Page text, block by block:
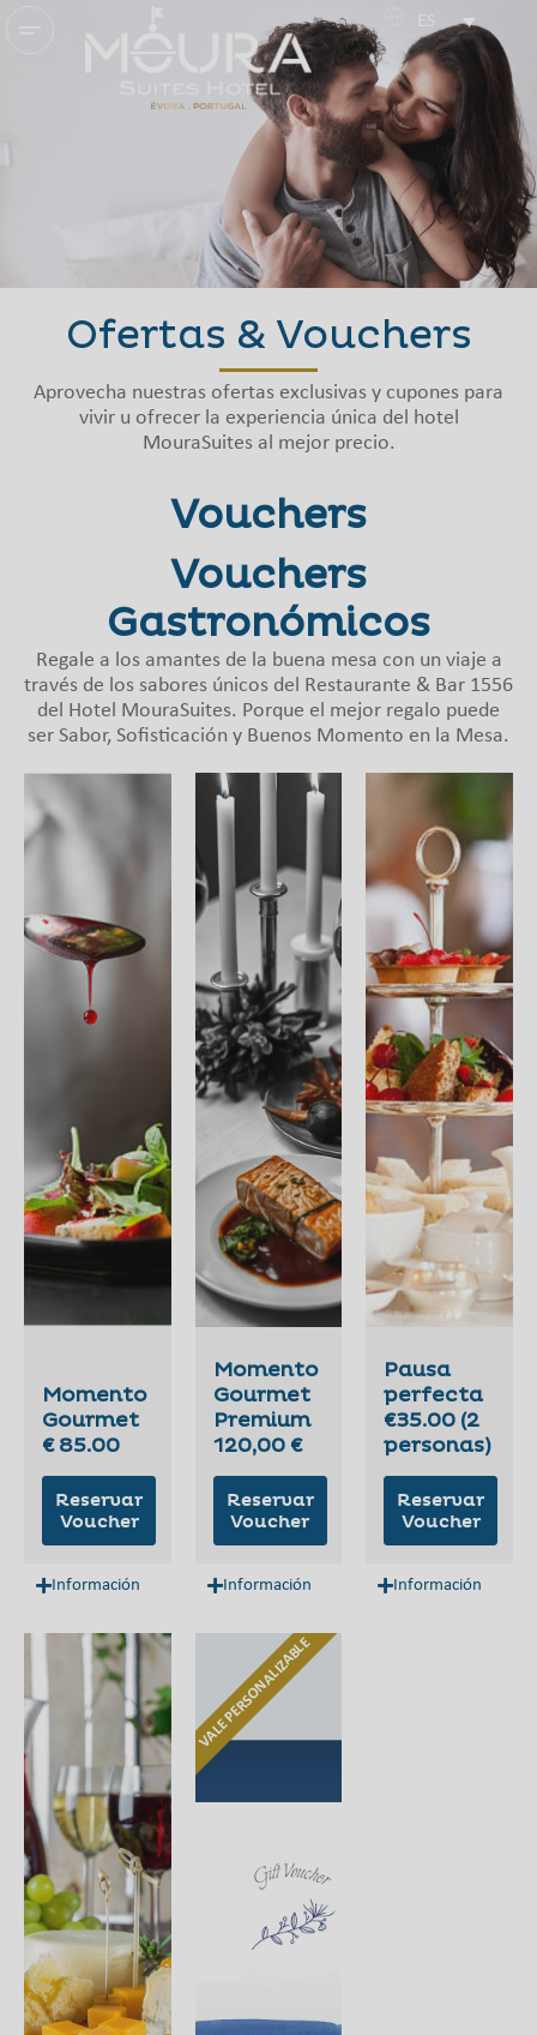
Ofertas & Vouchers
Aprovecha nuestras ofertas exclusivas y cupones para
vivir u ofrecer la experiencia única del hotel
MouraSuites al mejor precio.
Vouchers
Vouchers
Gastronómicos
Regale a los amantes de la buena mesa con un viaje a
través de los sabores únicos del Restaurante & Bar 1556
del Hotel MouraSuites. Porque el mejor regalo puede
ser Sabor, Sofisticación y Buenos Momento en la Mesa.
Momento
Gourmet
€ 85.00
Reservar
Voucher
Información
Momento
Gourmet
Premium
120,00 €
Reservar
Voucher
Información
Pausa
perfecta
€35.00 (2
personas)
Reservar
Voucher
Información
VALE PERSONALIZABLE